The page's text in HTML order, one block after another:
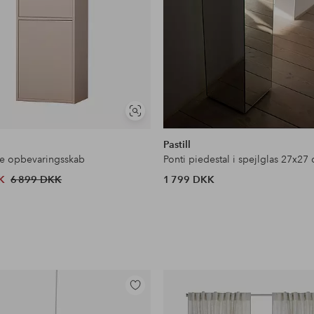
Se
lignende
opbevaringsskab
6 899 DKK
Pastill
Ponti piedestal i spejlglas 27x27
1 799 DKK
Tilføj